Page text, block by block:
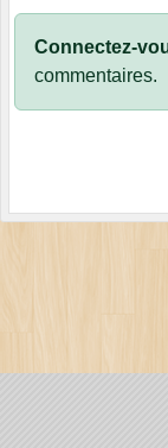
Connectez-
commentaires.